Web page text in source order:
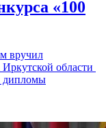
«100
вручил
Иркутской области
дипломы